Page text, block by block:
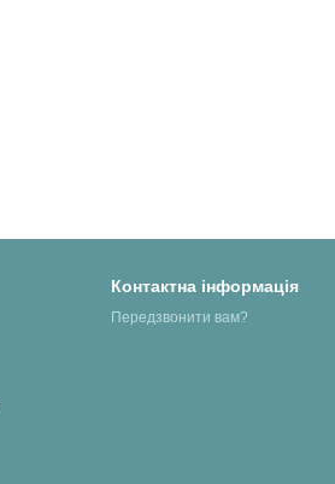
Контактна інформація
Передзвонити вам?